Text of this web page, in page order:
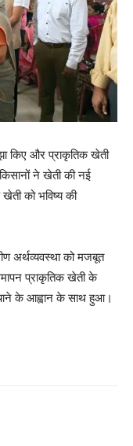
किए और प्राकृतिक खेती
ने खेती की नई
को भविष्य की
अर्थव्यवस्था को मजबूत
प्राकृतिक खेती के
के आह्वान के साथ हुआ।